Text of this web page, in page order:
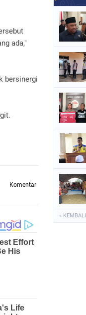
ada,"
bersinergi
Komentar
« KEMBALI